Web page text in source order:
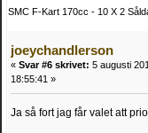
SMC F-Kart 170cc - 10 X 2
joeychandlerson
« Svar #6 skrivet: 5 augusti
18:55:41 »
Ja så fort jag får valet att